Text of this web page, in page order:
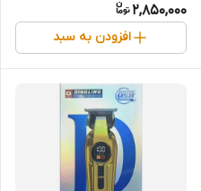
2,850,000
افزودن به سبد